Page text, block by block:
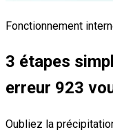
Fonctionnement
3 étapes
erreur 923
Oubliez la